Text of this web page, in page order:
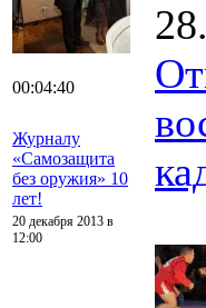
00:04:40
Журналу
«Самозащита
без оружия» 10
лет!
20 декабря 2013 в
12:00